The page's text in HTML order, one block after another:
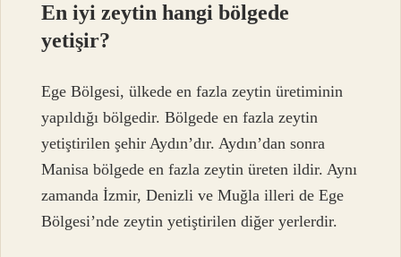
En iyi zeytin hangi bölgede
yetişir?
Ege Bölgesi, ülkede en fazla zeytin üretiminin
yapıldığı bölgedir. Bölgede en fazla zeytin
yetiştirilen şehir Aydın’dır. Aydın’dan sonra
Manisa bölgede en fazla zeytin üreten ildir. Aynı
zamanda İzmir, Denizli ve Muğla illeri de Ege
Bölgesi’nde zeytin yetiştirilen diğer yerlerdir.